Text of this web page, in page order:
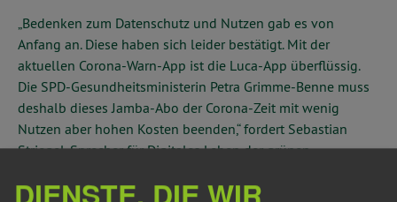
„Bedenken zum Datenschutz und Nutzen gab es von
Anfang an. Diese haben sich leider bestätigt. Mit der
aktuellen Corona-Warn-App ist die Luca-App überflüssig.
Die SPD-Gesundheitsministerin Petra Grimme-Benne muss
deshalb dieses Jamba-Abo der Corona-Zeit mit wenig
Nutzen aber hohen Kosten beenden,“ fordert Sebastian
Striegel, Sprecher für Digitales Leben der grünen
DIENSTE, DIE WIR